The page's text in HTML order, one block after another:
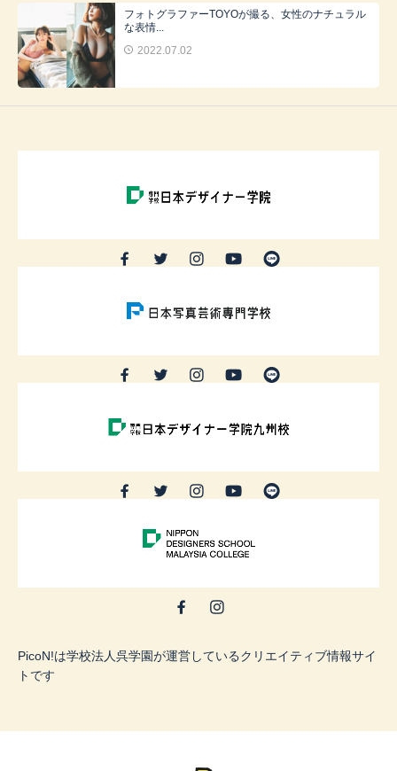
フォトグラファーTOYOが撮る、女性のナチュラル
な表情...
2022.07.02
PicoN!は学校法人呉学園が運営しているクリエイティブ情報サイ
トです